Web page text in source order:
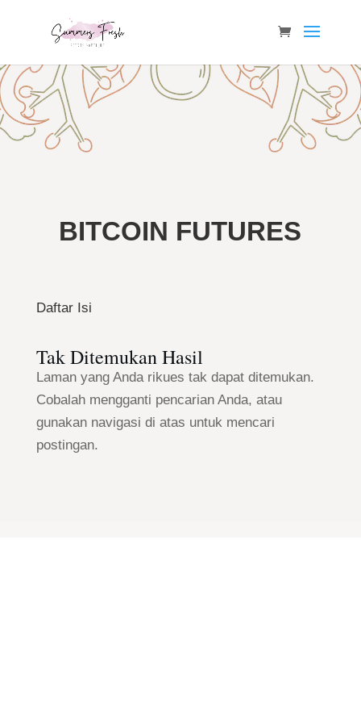
BITCOIN FUTURES
Daftar Isi
Tak Ditemukan Hasil
Laman yang Anda rikues tak dapat ditemukan.
Cobalah mengganti pencarian Anda, atau
gunakan navigasi di atas untuk mencari
postingan.